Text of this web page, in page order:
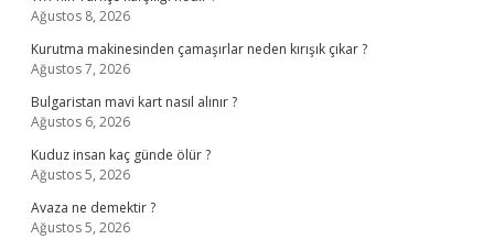
Ağustos 8, 2026
Kurutma makinesinden çamaşırlar neden kırışık çıkar ?
Ağustos 7, 2026
Bulgaristan mavi kart nasıl alınır ?
Ağustos 6, 2026
Kuduz insan kaç günde ölür ?
Ağustos 5, 2026
Avaza ne demektir ?
Ağustos 5, 2026